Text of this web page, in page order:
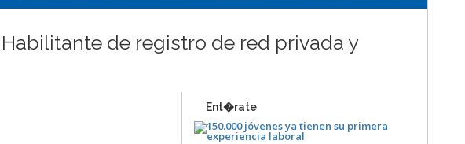
de registro de red privada y
Ent�rate